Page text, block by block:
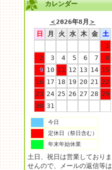
カレンダー
＜2026年8月 ＞
日
月 火 水 木 金
土
1
2
3 4 5 6 7
8
9 10 11 12 13 14 15
16 17 18 19 20 21 22
23 24 25 26 27 28 29
30 31
今日
定休日（祭日含む）
年末年始休業
土日、祝日は営業しておりま
せんので、メールの返信等は